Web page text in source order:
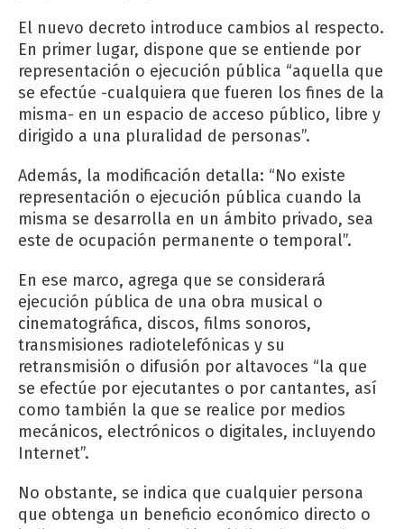
El nuevo decreto introduce cambios al respecto.
En primer lugar, dispone que se entiende por
representación o ejecución pública “aquella que
se efectúe -cualquiera que fueren los fines de la
misma- en un espacio de acceso público, libre y
dirigido a una pluralidad de personas”.
Además, la modificación detalla: “No existe
representación o ejecución pública cuando la
misma se desarrolla en un ámbito privado, sea
este de ocupación permanente o temporal”.
En ese marco, agrega que se considerará
ejecución pública de una obra musical o
cinematográfica, discos, films sonoros,
transmisiones radiotelefónicas y su
retransmisión o difusión por altavoces “la que
se efectúe por ejecutantes o por cantantes, así
como también la que se realice por medios
mecánicos, electrónicos o digitales, incluyendo
Internet”.
No obstante, se indica que cualquier persona
que obtenga un beneficio económico directo o